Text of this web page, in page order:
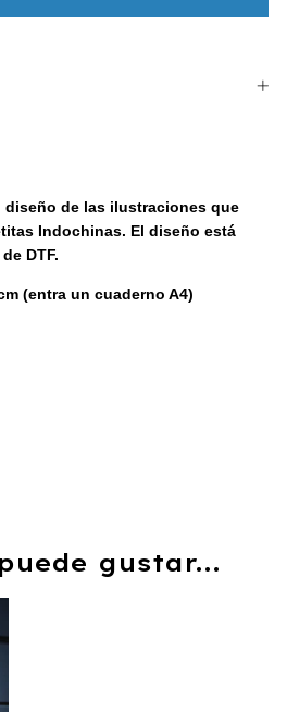
diseño de las ilustraciones que
Indochinas. El diseño está
DTF.
(entra un cuaderno A4)
gustar...